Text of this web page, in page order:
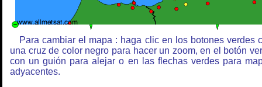
Para cambiar el mapa : haga clic en los botones verdes
una cruz de color negro para hacer un zoom, en el botón
con un guión para alejar o en las flechas verdes para
adyacentes.